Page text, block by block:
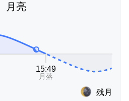
月亮
残月